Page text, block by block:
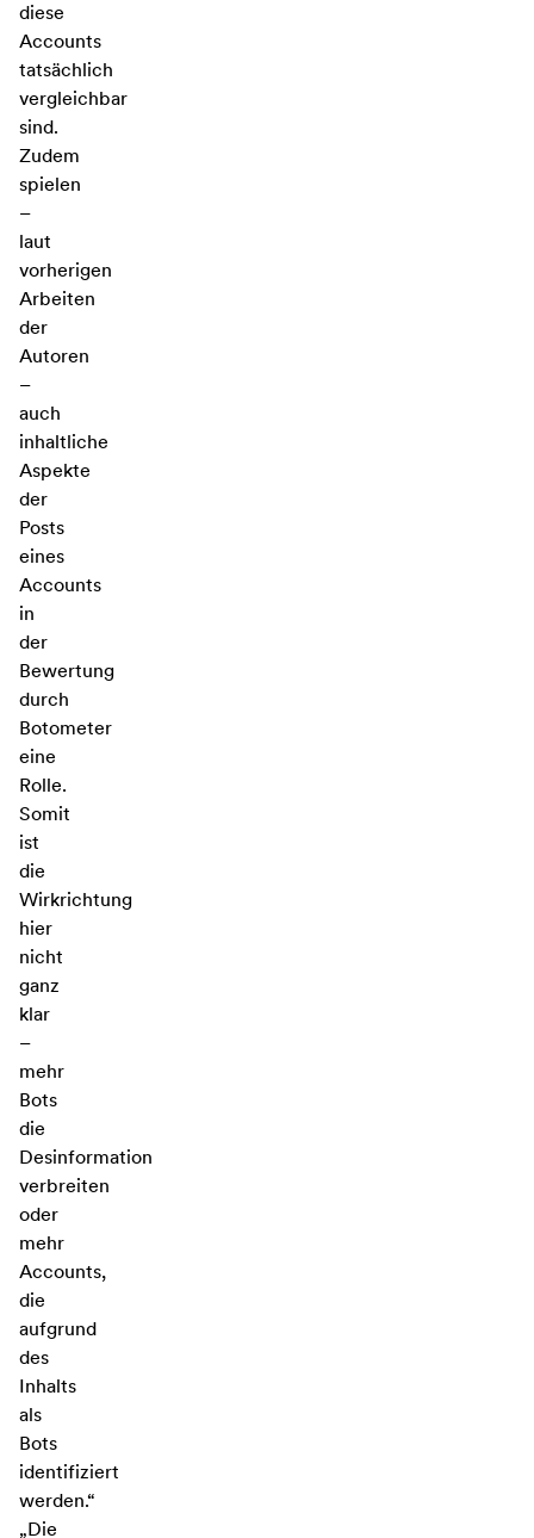
diese
Accounts
tatsächlich
vergleichbar
sind.
Zudem
spielen
–
laut
vorherigen
Arbeiten
der
Autoren
–
auch
inhaltliche
Aspekte
der
Posts
eines
Accounts
in
der
Bewertung
durch
Botometer
eine
Rolle.
Somit
ist
die
Wirkrichtung
hier
nicht
ganz
klar
–
mehr
Bots
die
Desinformation
verbreiten
oder
mehr
Accounts,
die
aufgrund
des
Inhalts
als
Bots
identifiziert
werden.“
„Die